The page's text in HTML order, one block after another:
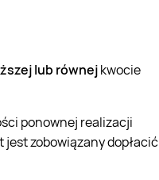
lub równejkwocie
ponownej realizacji
zobowiązany dopłacić